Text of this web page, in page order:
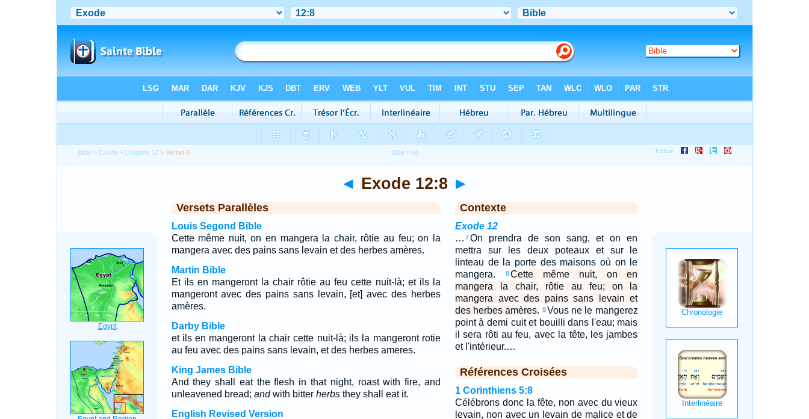
Bible > Exode >Chapitre 12 > Verset 8
◄ Exode 12:8 ►
Versets Parallèles
Louis Segond Bible
Cette même nuit, on en mangera la chair, rôtie au feu; on la
mangera avec des pains sans levain et des herbes amères.
Martin Bible
Et ils en mangeront la chair rôtie au feu cette nuit-là; et ils la
mangeront avec des pains sans levain, [et] avec des herbes
amères.
Darby Bible
et ils en mangeront la chair cette nuit-là; ils la mangeront rotie
au feu avec des pains sans levain, et des herbes ameres.
King James Bible
And they shall eat the flesh in that night, roast with fire, and
unleavened bread; andwith bitter herbsthey shall eat it.
English Revised Version
Contexte
Exode 12
… 7On prendra de son sang, et on en
mettra sur les deux poteaux et sur le
linteau de la porte des maisons où on le
mangera.
8Cette même nuit, on en
mangera la chair, rôtie au feu; on la
mangera avec des pains sans levain et
des herbes amères. 9Vous ne le mangerez
point à demi cuit et bouilli dans l'eau; mais
il sera rôti au feu, avec la tête, les jambes
et l'intérieur.…
Références Croisées
1 Corinthiens 5:8
Célébrons donc la fête, non avec du vieux
levain, non avec un levain de malice et de